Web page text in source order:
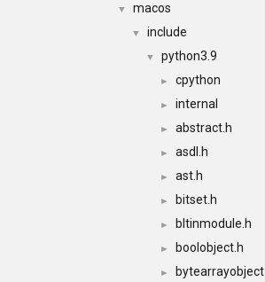
▼ macos
▼ include
▼ python3.9
► cpython
► internal
► abstract.h
► asdl.h
► ast.h
► bitset.h
► bltinmodule.h
► boolobject.h
►